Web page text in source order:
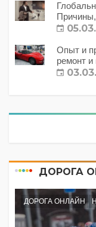
с этим
Опыт и
ремонт и
ДОРОГА
ДОРОГА ОНЛАЙН